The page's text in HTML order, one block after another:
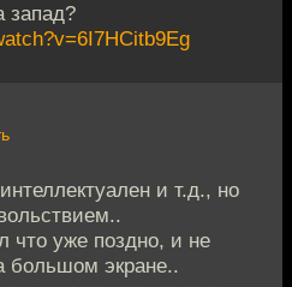
и т.д., но
что уже поздно, и не
большом экране..